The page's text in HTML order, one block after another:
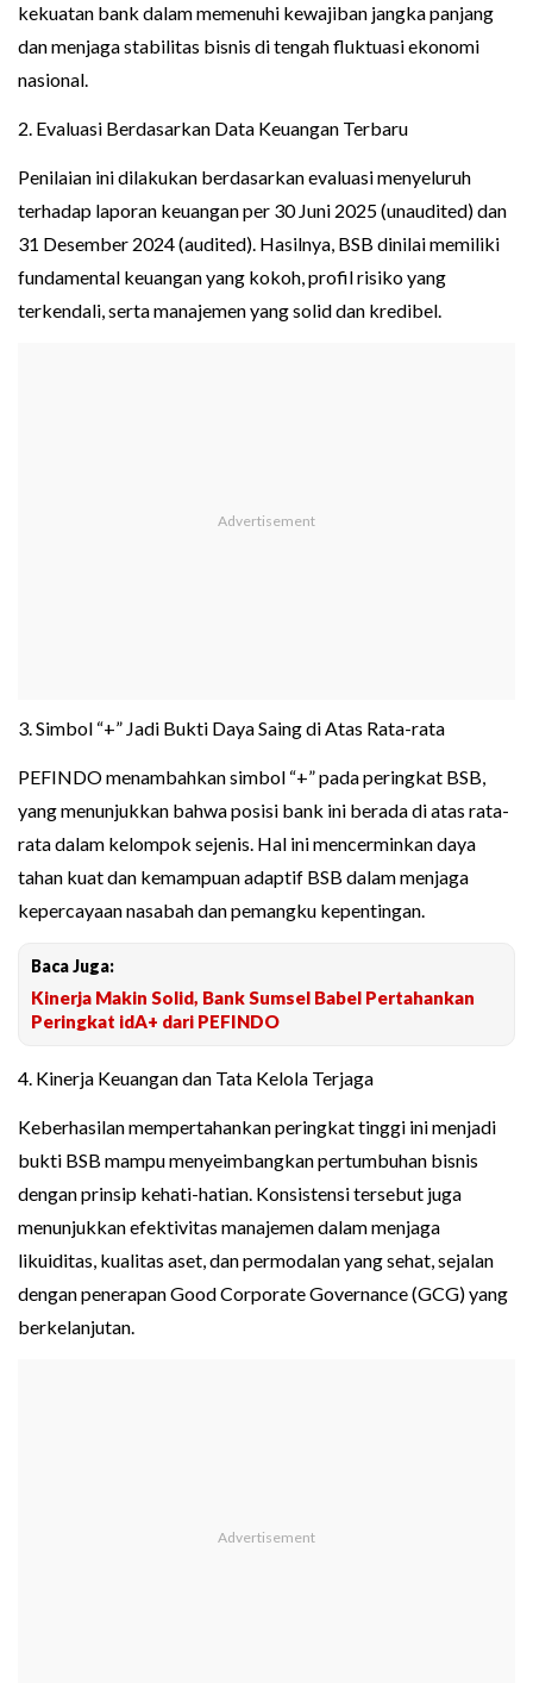
kekuatan bank dalam memenuhi kewajiban jangka panjang
dan menjaga stabilitas bisnis di tengah fluktuasi ekonomi
nasional.
2. Evaluasi Berdasarkan Data Keuangan Terbaru
Penilaian ini dilakukan berdasarkan evaluasi menyeluruh
terhadap laporan keuangan per 30 Juni 2025 (unaudited) dan
31 Desember 2024 (audited). Hasilnya, BSB dinilai memiliki
fundamental keuangan yang kokoh, profil risiko yang
terkendali, serta manajemen yang solid dan kredibel.
3. Simbol “+” Jadi Bukti Daya Saing di Atas Rata-rata
PEFINDO menambahkan simbol “+” pada peringkat BSB,
yang menunjukkan bahwa posisi bank ini berada di atas rata-
rata dalam kelompok sejenis. Hal ini mencerminkan daya
tahan kuat dan kemampuan adaptif BSB dalam menjaga
kepercayaan nasabah dan pemangku kepentingan.
Baca Juga:
Kinerja Makin Solid, Bank Sumsel Babel Pertahankan
Peringkat idA+ dari PEFINDO
4. Kinerja Keuangan dan Tata Kelola Terjaga
Keberhasilan mempertahankan peringkat tinggi ini menjadi
bukti BSB mampu menyeimbangkan pertumbuhan bisnis
dengan prinsip kehati-hatian. Konsistensi tersebut juga
menunjukkan efektivitas manajemen dalam menjaga
likuiditas, kualitas aset, dan permodalan yang sehat, sejalan
dengan penerapan Good Corporate Governance (GCG) yang
berkelanjutan.